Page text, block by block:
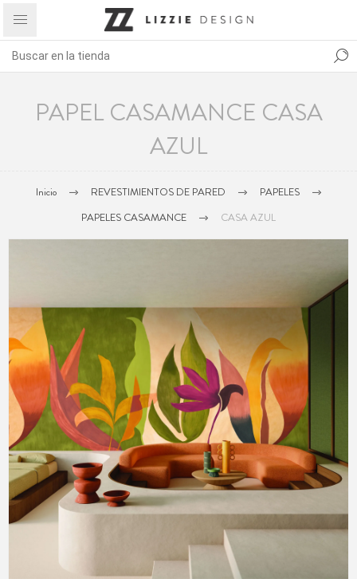
PAPEL CASAMANCE CASA
AZUL
Inicio REVESTIMIENTOS DE PARED
PAPELES
PAPELES CASAMANCE
CASA AZUL